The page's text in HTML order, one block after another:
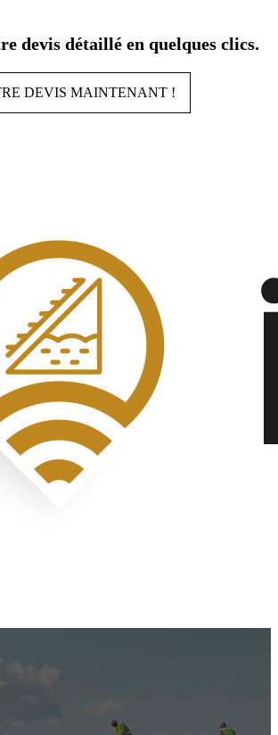
devis détaillé en quelques clics.
DEVIS MAINTENANT !